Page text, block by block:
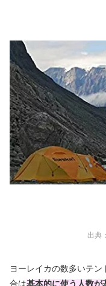
出典：
ヨーレイカの数多いテ
合は基本的に使う人数が